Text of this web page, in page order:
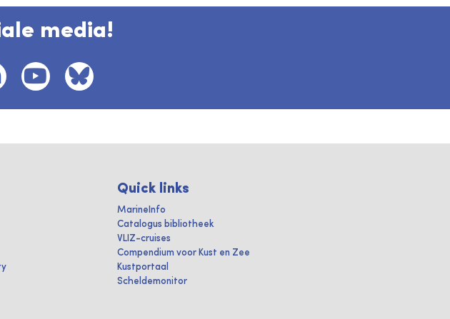
media!
Quick links
MarineInfo
Catalogus bibliotheek
VLIZ-cruises
Compendium voor Kust en Zee
Kustportaal
Scheldemonitor